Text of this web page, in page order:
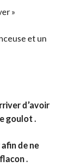
»
et un
d’avoir
goulot .
de ne
.